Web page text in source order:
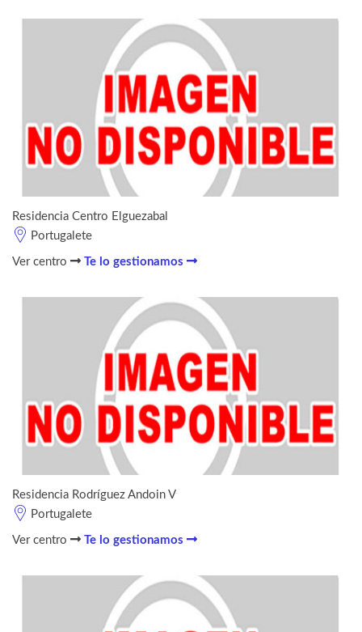
Residencia Centro Elguezabal
Portugalete
Ver centro Te lo gestionamos
Residencia Rodríguez Andoin V
Portugalete
Ver centro Te lo gestionamos